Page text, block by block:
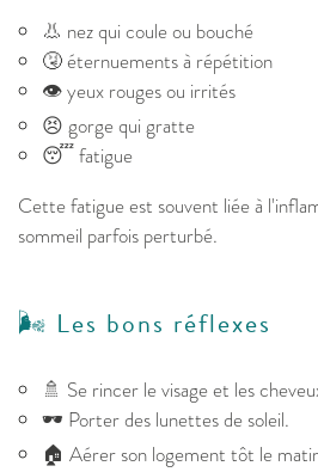
👃 nez qui coule ou bouché
🤧 éternuements à répétition
👁️ yeux rouges ou irrités
😣 gorge qui gratte
😴 fatigue
Cette fatigue est souvent liée à
sommeil parfois perturbé.
🌬️ Les bons réflexes
🚿 Se rincer le visage et les
🕶️ Porter des lunettes de soleil.
🏠 Aérer son logement tôt le